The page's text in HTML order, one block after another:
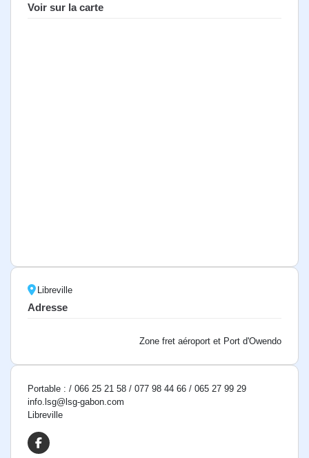
Voir sur la carte
Libreville
Adresse
Zone fret aéroport et Port d'Owendo
Portable : / 066 25 21 58 / 077 98 44 66 / 065 27 99 29
info.lsg@lsg-gabon.com
Libreville